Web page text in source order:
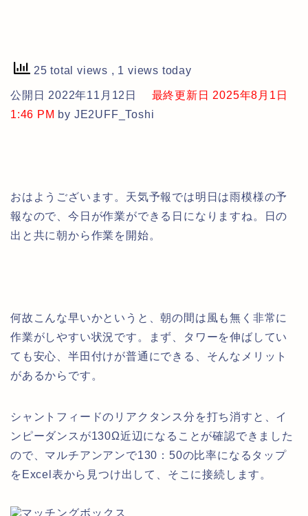
25 total views , 1 views today
公開日 2022年11月12日
最終更新日 2025年8月1日
1:46 PM by JE2UFF_Toshi
おはようございます。天気予報では明日は雨模様の予
報なので、今日が作業ができる日になりますね。日の
出と共に朝から作業を開始。
何故こんな早いかというと、朝の間は風も無く非常に
作業がしやすい状況です。まず、タワーを伸ばしてい
ても安心、半田付けが普通にできる、そんなメリット
があるからです。
シャントフィードのリアクタンス分を打ち消すと、イ
ンピーダンスが130Ω近辺になることが確認できました
ので、マルチアンアンで130：50の比率になるタップ
をExcel表から見つけ出して、そこに接続します。